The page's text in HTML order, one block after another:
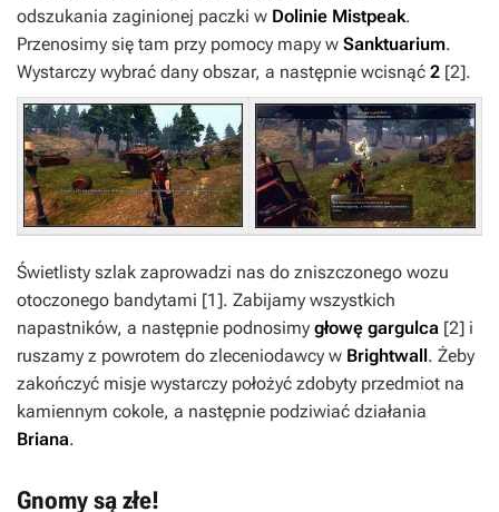
odszukania zaginionej paczki w Dolinie Mistpeak.
Przenosimy się tam przy pomocy mapy w Sanktuarium.
Wystarczy wybrać dany obszar, a następnie wcisnąć 2 [2].
Świetlisty szlak zaprowadzi nas do zniszczonego wozu
otoczonego bandytami [1]. Zabijamy wszystkich
napastników, a następnie podnosimy głowę gargulca [2] i
ruszamy z powrotem do zleceniodawcy w Brightwall. Żeby
zakończyć misje wystarczy położyć zdobyty przedmiot na
kamiennym cokole, a następnie podziwiać działania
Briana.
Gnomy są złe!